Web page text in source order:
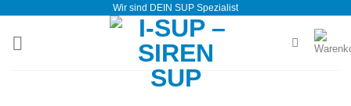
springen
Wir sind DEIN SUP Spezialist